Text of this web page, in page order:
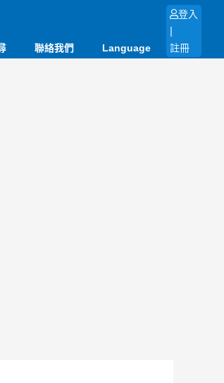
聯絡我們 Language
登入
|
註冊